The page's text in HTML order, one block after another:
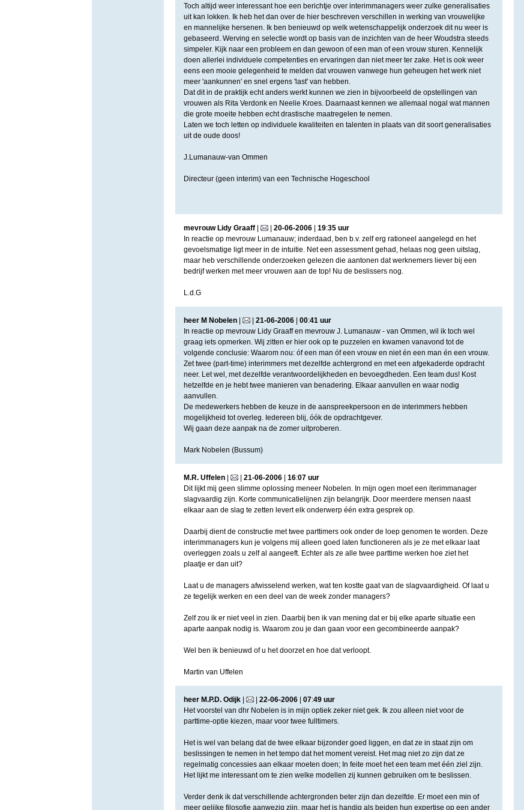
Toch altijd weer interessant hoe een berichtje over interimmanagers weer zulke generalisaties
uit kan lokken. Ik heb het dan over de hier beschreven verschillen in werking van vrouwelijke
en mannelijke hersenen. Ik ben benieuwd op welk wetenschappelijk onderzoek dit nu weer is
gebaseerd. Werving en selectie wordt op basis van de inzichten van de heer Woudstra steeds
simpeler. Kijk naar een probleem en dan gewoon of een man of een vrouw sturen. Kennelijk
doen allerlei individuele competenties en ervaringen dan niet meer ter zake. Het is ook weer
eens een mooie gelegenheid te melden dat vrouwen vanwege hun geheugen het werk niet
meer 'aankunnen' en snel ergens 'last' van hebben.
Dat dit in de praktijk echt anders werkt kunnen we zien in bijvoorbeeld de opstellingen van
vrouwen als Rita Verdonk en Neelie Kroes. Daarnaast kennen we allemaal nogal wat mannen
die grote moeite hebben echt drastische maatregelen te nemen.
Laten we toch letten op individuele kwaliteiten en talenten in plaats van dit soort generalisaties
uit de oude doos!
J.Lumanauw-van Ommen
Directeur (geen interim) van een Technische Hogeschool
mevrouw Lidy Graaff| | 20-06-2006| 19:35 uur
In reactie op mevrouw Lumanauw; inderdaad, ben b.v. zelf erg rationeel aangelegd en het
gevoelsmatige ligt meer in de intuitie. Net een assessment gehad, helaas nog geen uitslag,
maar heb verschillende onderzoeken gelezen die aantonen dat werknemers liever bij een
bedrijf werken met meer vrouwen aan de top! Nu de beslissers nog.
L.d.G
heer M Nobelen| | 21-06-2006| 00:41 uur
In reactie op mevrouw Lidy Graaff en mevrouw J. Lumanauw - van Ommen, wil ik toch wel
graag iets opmerken. Wij zitten er hier ook op te puzzelen en kwamen vanavond tot de
volgende conclusie: Waarom nou: óf een man óf een vrouw en niet én een man én een vrouw.
Zet twee (part-time) interimmers met dezelfde achtergrond en met een afgekaderde opdracht
neer. Let wel, met dezelfde verantwoordelijkheden en bevoegdheden. Een team dus! Kost
hetzelfde en je hebt twee manieren van benadering. Elkaar aanvullen en waar nodig
aanvullen.
De medewerkers hebben de keuze in de aanspreekpersoon en de interimmers hebben
mogelijkheid tot overleg. Iedereen blij, óók de opdrachtgever.
Wij gaan deze aanpak na de zomer uitproberen.
Mark Nobelen (Bussum)
M.R. Uffelen| | 21-06-2006| 16:07 uur
Dit lijkt mij geen slimme oplossing meneer Nobelen. In mijn ogen moet een iterimmanager
slagvaardig zijn. Korte communicatielijnen zijn belangrijk. Door meerdere mensen naast
elkaar aan de slag te zetten levert elk onderwerp één extra gesprek op.
Daarbij dient de constructie met twee parttimers ook onder de loep genomen te worden. Deze
interimmanagers kun je volgens mij alleen goed laten functioneren als je ze met elkaar laat
overleggen zoals u zelf al aangeeft. Echter als ze alle twee parttime werken hoe ziet het
plaatje er dan uit?
Laat u de managers afwisselend werken, wat ten kostte gaat van de slagvaardigheid. Of laat u
ze tegelijk werken en een deel van de week zonder managers?
Zelf zou ik er niet veel in zien. Daarbij ben ik van mening dat er bij elke aparte situatie een
aparte aanpak nodig is. Waarom zou je dan gaan voor een gecombineerde aanpak?
Wel ben ik benieuwd of u het doorzet en hoe dat verloopt.
Martin van Uffelen
heer M.P.D. Odijk| | 22-06-2006| 07:49 uur
Het voorstel van dhr Nobelen is in mijn optiek zeker niet gek. Ik zou alleen niet voor de
parttime-optie kiezen, maar voor twee fulltimers.
Het is wel van belang dat de twee elkaar bijzonder goed liggen, en dat ze in staat zijn om
beslissingen te nemen in het tempo dat het moment vereist. Het mag niet zo zijn dat ze
regelmatig concessies aan elkaar moeten doen; In feite moet het een team met één ziel zijn.
Het lijkt me interessant om te zien welke modellen zij kunnen gebruiken om te beslissen.
Verder denk ik dat verschillende achtergronden beter zijn dan dezelfde. Er moet een min of
meer gelijke filosofie aanwezig zijn, maar het is handig als beiden hun expertise op een ander